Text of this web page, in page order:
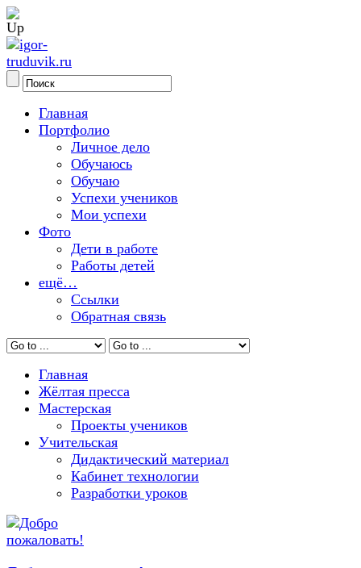
Главная
Портфолио
Личное дело
Обучаюсь
Обучаю
Успехи учеников
Мои успехи
Фото
Дети в работе
Работы детей
ещё…
Ссылки
Обратная связь
Главная
Жёлтая пресса
Мастерская
Проекты учеников
Учительская
Дидактический материал
Кабинет технологии
Разработки уроков